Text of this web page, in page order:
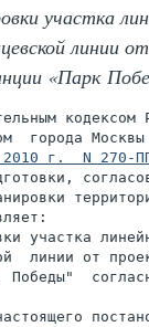
участка
линии
«Парк
кодексом
города
2010 г.  N 270-
участка
линии от
Победы"